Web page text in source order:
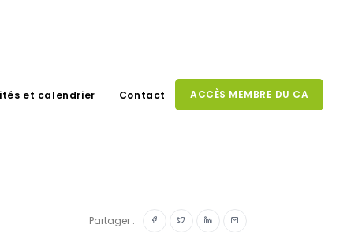
et calendrier Contact ACCÈS MEMBRE DU CA
Partager :